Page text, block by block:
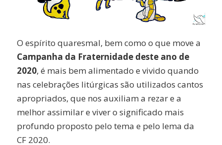
O espírito quaresmal, bem como o que move a
Campanha da Fraternidade deste ano de
2020, é mais bem alimentado e vivido quando
nas celebrações litúrgicas são utilizados cantos
apropriados, que nos auxiliam a rezar e a
melhor assimilar e viver o significado mais
profundo proposto pelo tema e pelo lema da
CF 2020.